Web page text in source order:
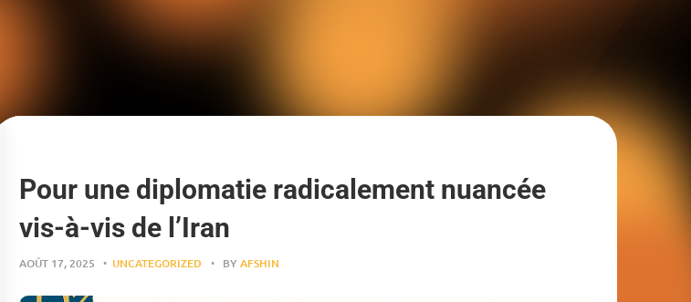
Pour une diplomatie radicalement nuancée
vis-à-vis de l’Iran
AOÛT 17, 2025 UNCATEGORIZED BYAFSHIN